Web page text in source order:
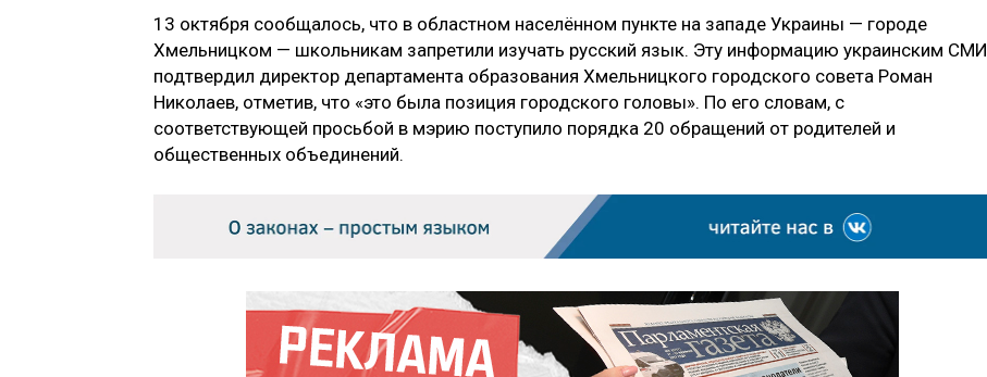
13 октября сообщалось, что в областном населённом пункте на западе Украины — городе
Хмельницком — школьникам запретили изучать русский язык. Эту информацию украинским СМИ
подтвердил директор департамента образования Хмельницкого городского совета Роман
Николаев, отметив, что «это была позиция городского головы». По его словам, с
соответствующей просьбой в мэрию поступило порядка 20 обращений от родителей и
общественных объединений.